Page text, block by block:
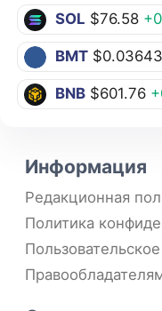
SOL $76.58
BMT $0.03643
BNB $601.76
Информация
Редакционная
Политика